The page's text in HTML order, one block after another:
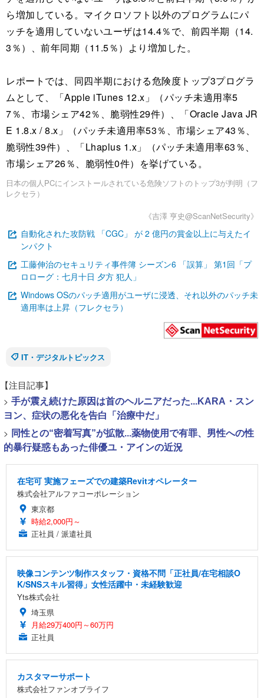
ら増加している。マイクロソフト以外のプログラムにパ
ッチを適用していないユーザは14.4％で、前四半期（14.
3％）、前年同期（11.5％）より増加した。
レポートでは、同四半期における危険度トップ3プログラ
ムとして、「Apple iTunes 12.x」（パッチ未適用率5
7％、市場シェア42％、脆弱性29件）、「Oracle Java JR
E 1.8.x / 8.x」（パッチ未適用率53％、市場シェア43％、
脆弱性39件）、「Lhaplus 1.x」（パッチ未適用率63％、
市場シェア26％、脆弱性0件）を挙げている。
日本の個人PCにインストールされている危険ソフトのトップ3が判明（フ
レクセラ）
《吉澤 亨史@ScanNetSecurity》
自動化された攻防戦 「CGC」 が 2 億円の賞金以上に与えたイ
ンパクト
工藤伸治のセキュリティ事件簿 シーズン6 「誤算」 第1回「プ
ロローグ：七月十日 夕方 犯人」
Windows OSのパッチ適用がユーザに浸透、それ以外のパッチ未
適用率は上昇（フレクセラ）
IT・デジタルトピックス
【注目記事】
> 手が震え続けた原因は首のヘルニアだった...KARA・スン
ヨン、症状の悪化を告白「治療中だ」
> 同性との“密着写真”が拡散...薬物使用で有罪、男性への性
的暴行疑惑もあった俳優ユ・アインの近況
在宅可 実施フェーズでの建築Revitオペレーター
株式会社アルファコーポレーション
東京都
時給2,000円～
正社員 / 派遣社員
映像コンテンツ制作スタッフ・資格不問「正社員/在宅相談O
K/SNSスキル習得」女性活躍中・未経験歓迎
Yts株式会社
埼玉県
月給29万400円～60万円
正社員
カスタマーサポート
株式会社ファンオブライフ